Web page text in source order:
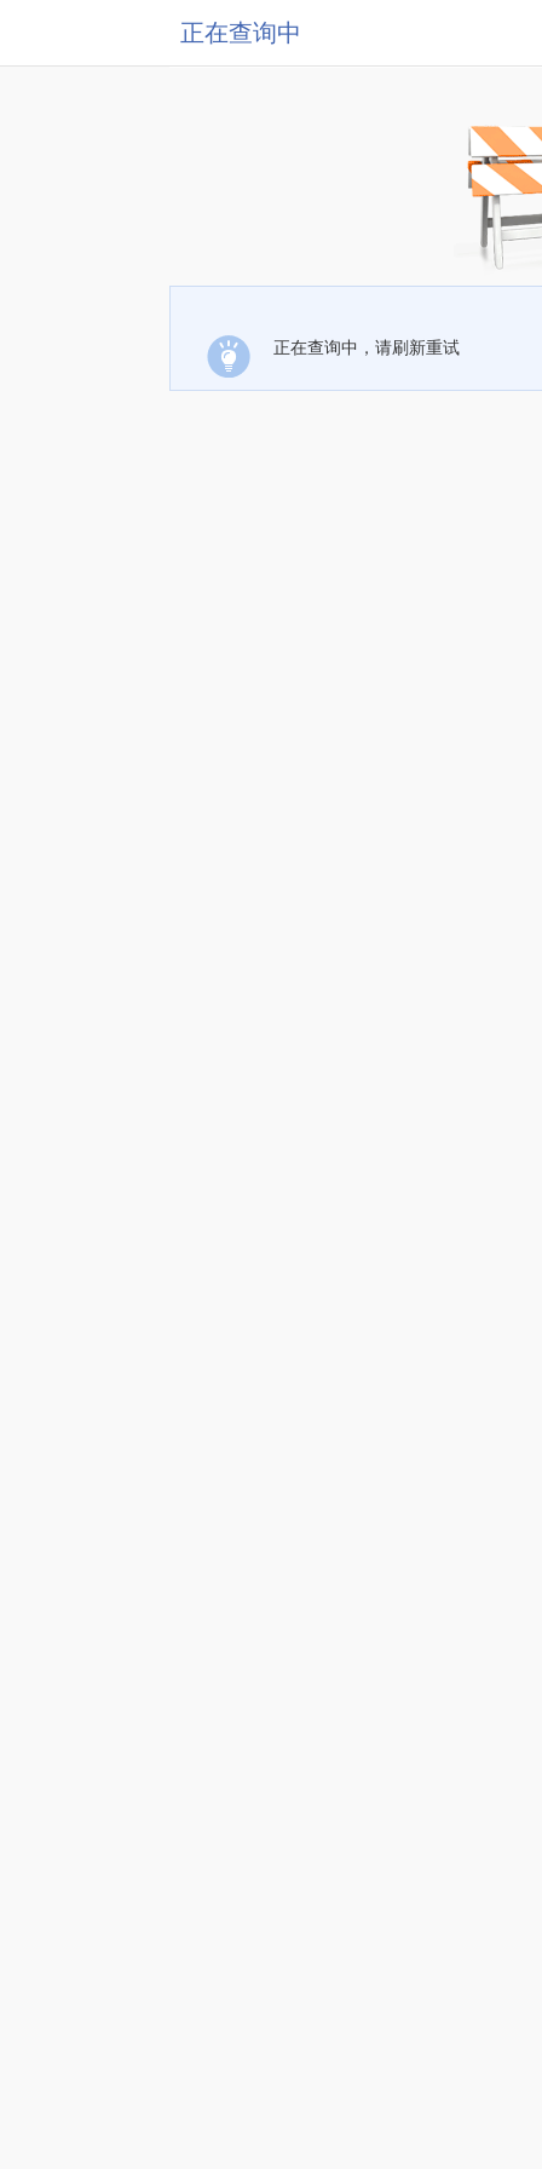
正在查询中
正在查询中，请刷新重试